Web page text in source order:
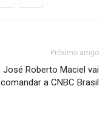
Próximo artigo
José Roberto Maciel vai
comandar a CNBC Brasil